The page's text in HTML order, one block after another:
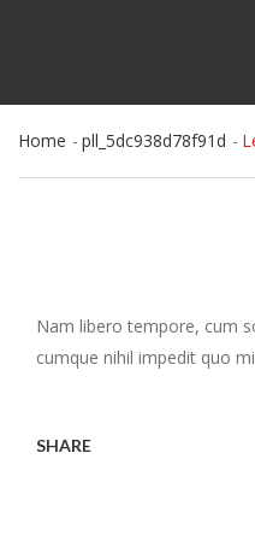
Home pll_5dc938d78f91d
Nam libero tempore, cum
cumque nihil impedit quo
SHARE